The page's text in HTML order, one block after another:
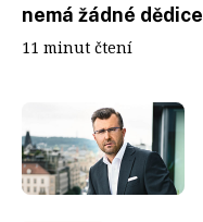
nemá žádné dědice
11 minut čtení